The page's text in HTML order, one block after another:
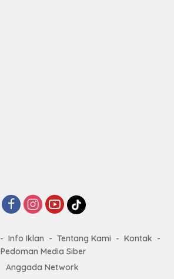
Info Iklan Tentang Kami
Kontak
Pedoman Media Siber
Anggada Network